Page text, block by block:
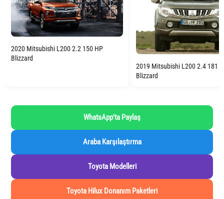
2020 Mitsubishi L200 2.2 150 HP
Blizzard
2019 Mitsubishi L200 2.4 181
Blizzard
WhatsApp'ta Paylaş
Araba Karşılaştırma
Toyota Modelleri
Toyota Hilux Donanım Paketleri